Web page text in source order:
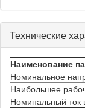
Технические
Наименование
Номинальное
Наибольшее
Номинальный